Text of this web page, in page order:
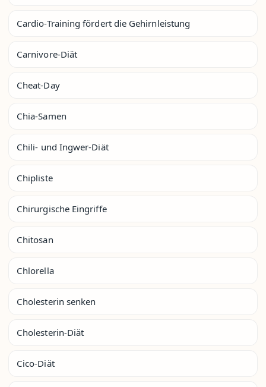
Cardio-Training fördert die Gehirnleistung
Carnivore-Diät
Cheat-Day
Chia-Samen
Chili- und Ingwer-Diät
Chipliste
Chirurgische Eingriffe
Chitosan
Chlorella
Cholesterin senken
Cholesterin-Diät
Cico-Diät